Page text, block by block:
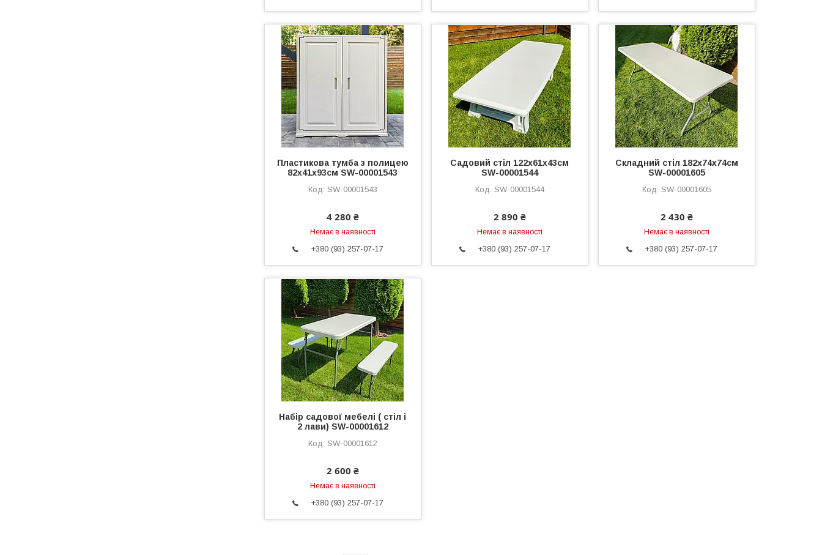
Пластикова тумба з полицею
82х41х93см SW-00001543
SW-00001543
4 280 ₴
Немає в наявності
+380 (93) 257-07-17
Садовий стіл 122х61х43см
SW-00001544
SW-00001544
2 890 ₴
Немає в наявності
+380 (93) 257-07-17
Складний стіл 182х74х74см
SW-00001605
SW-00001605
2 430 ₴
Немає в наявності
+380 (93) 257-07-17
Набір садової мебелі ( стіл і
2 лави) SW-00001612
SW-00001612
2 600 ₴
Немає в наявності
+380 (93) 257-07-17